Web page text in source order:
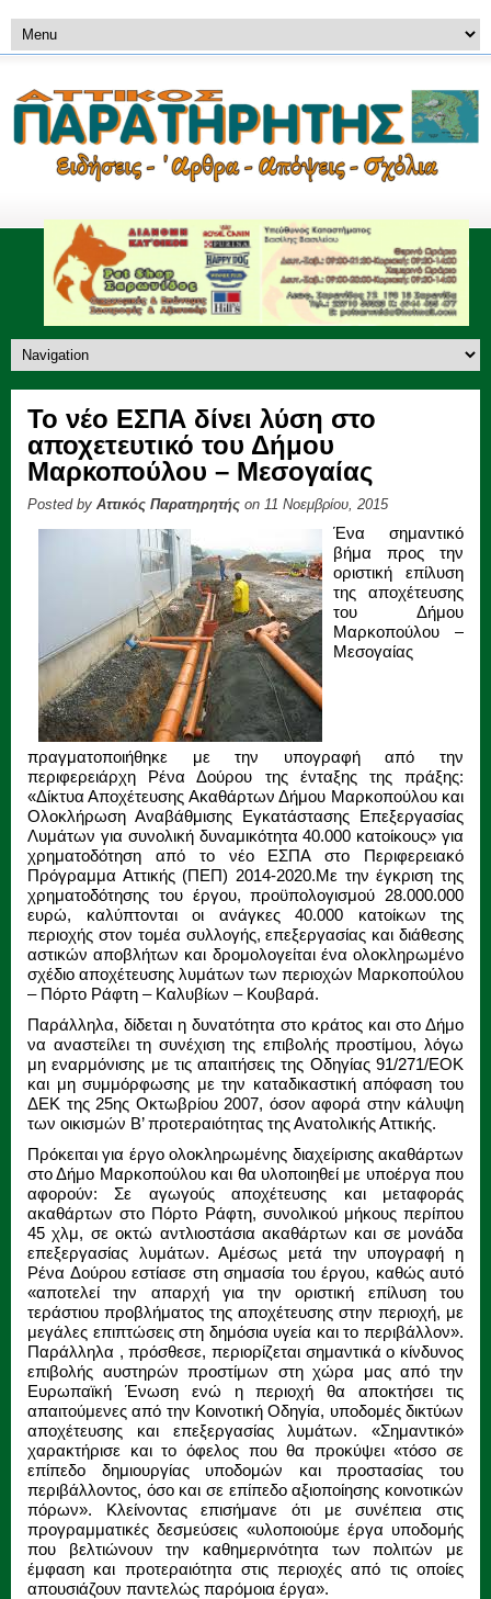
Το νέο ΕΣΠΑ δίνει λύση στο
αποχετευτικό του Δήμου
Μαρκοπούλου – Μεσογαίας
Posted by Αττικός Παρατηρητής on 11 Νοεμβρίου, 2015
Ένα σημαντικό
βήμα προς την
οριστική επίλυση
της αποχέτευσης
του Δήμου
Μαρκοπούλου –
Μεσογαίας
πραγματοποιήθηκε με την υπογραφή από την
περιφερειάρχη Ρένα Δούρου της ένταξης της πράξης:
«Δίκτυα Αποχέτευσης Ακαθάρτων Δήμου Μαρκοπούλου και
Ολοκλήρωση Αναβάθμισης Εγκατάστασης Επεξεργασίας
Λυμάτων για συνολική δυναμικότητα 40.000 κατοίκους» για
χρηματοδότηση από το νέο ΕΣΠΑ στο Περιφερειακό
Πρόγραμμα Αττικής (ΠΕΠ) 2014-2020.Με την έγκριση της
χρηματοδότησης του έργου, προϋπολογισμού 28.000.000
ευρώ, καλύπτονται οι ανάγκες 40.000 κατοίκων της
περιοχής στον τομέα συλλογής, επεξεργασίας και διάθεσης
αστικών αποβλήτων και δρομολογείται ένα ολοκληρωμένο
σχέδιο αποχέτευσης λυμάτων των περιοχών Μαρκοπούλου
– Πόρτο Ράφτη – Καλυβίων – Κουβαρά.
Παράλληλα, δίδεται η δυνατότητα στο κράτος και στο Δήμο
να αναστείλει τη συνέχιση της επιβολής προστίμου, λόγω
μη εναρμόνισης με τις απαιτήσεις της Οδηγίας 91/271/ΕΟΚ
και μη συμμόρφωσης με την καταδικαστική απόφαση του
ΔΕΚ της 25ης Οκτωβρίου 2007, όσον αφορά στην κάλυψη
των οικισμών Β’ προτεραιότητας της Ανατολικής Αττικής.
Πρόκειται για έργο ολοκληρωμένης διαχείρισης ακαθάρτων
στο Δήμο Μαρκοπούλου και θα υλοποιηθεί με υποέργα που
αφορούν: Σε αγωγούς αποχέτευσης και μεταφοράς
ακαθάρτων στο Πόρτο Ράφτη, συνολικού μήκους περίπου
45 χλμ, σε οκτώ αντλιοστάσια ακαθάρτων και σε μονάδα
επεξεργασίας λυμάτων. Αμέσως μετά την υπογραφή η
Ρένα Δούρου εστίασε στη σημασία του έργου, καθώς αυτό
«αποτελεί την απαρχή για την οριστική επίλυση του
τεράστιου προβλήματος της αποχέτευσης στην περιοχή, με
μεγάλες επιπτώσεις στη δημόσια υγεία και το περιβάλλον».
Παράλληλα , πρόσθεσε, περιορίζεται σημαντικά ο κίνδυνος
επιβολής αυστηρών προστίμων στη χώρα μας από την
Ευρωπαϊκή Ένωση ενώ η περιοχή θα αποκτήσει τις
απαιτούμενες από την Κοινοτική Οδηγία, υποδομές δικτύων
αποχέτευσης και επεξεργασίας λυμάτων. «Σημαντικό»
χαρακτήρισε και το όφελος που θα προκύψει «τόσο σε
επίπεδο δημιουργίας υποδομών και προστασίας του
περιβάλλοντος, όσο και σε επίπεδο αξιοποίησης κοινοτικών
πόρων». Κλείνοντας επισήμανε ότι με συνέπεια στις
προγραμματικές δεσμεύσεις «υλοποιούμε έργα υποδομής
που βελτιώνουν την καθημερινότητα των πολιτών με
έμφαση και προτεραιότητα στις περιοχές από τις οποίες
απουσιάζουν παντελώς παρόμοια έργα».